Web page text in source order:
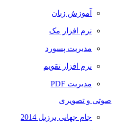
آموزش زبان
نرم افزار مک
مدیریت پسورد
نرم افزار تقویم
مدیریت PDF
صوتی و تصویری
جام جهانی برزیل 2014